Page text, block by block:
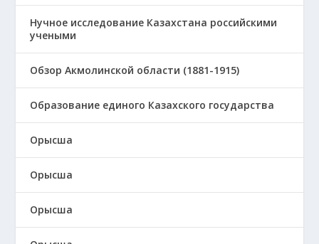
Нучное исследование Казахстана российскими
учеными
Обзор Акмолинской области (1881-1915)
Образование единого Казахского государства
Орысша
Орысша
Орысша